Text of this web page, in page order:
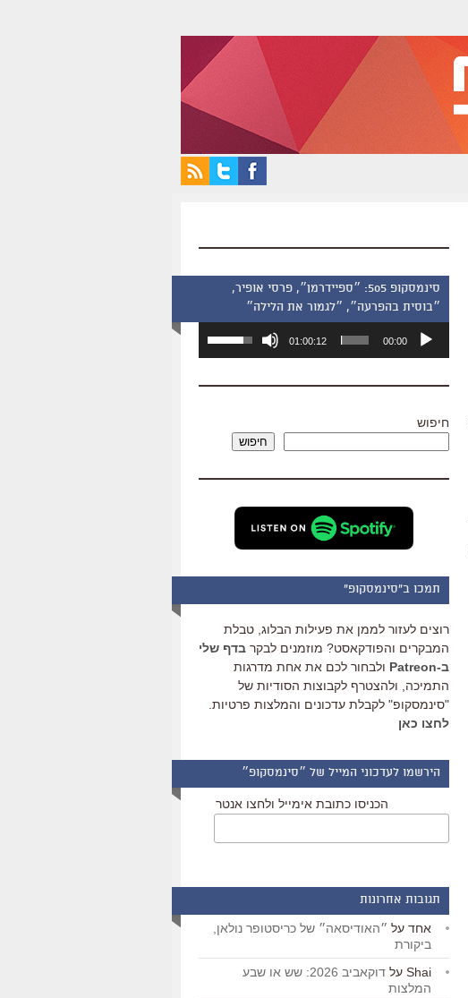
סינמסקופ 505: ״ספיידרמן״, פרסי אופיר,
״בוסית בהפרעה״, ״לגמור את הלילה״
אודיו
00:00
01:00:12
השתמש
כדי
שמע.
חיפוש
חיפוש
תמכו ב"סינמסקופ"
רוצים לעזור לממן את פעילות הבלוג, טבלת
המבקרים והפודקאסט? מוזמנים לבקר בדף שלי
ב-Patreon
ולבחור לכם את אחת מדרגות
התמיכה, ולהצטרף לקבוצות הסודיות של
"סינמסקופ" לקבלת עדכונים והמלצות פרטיות.
לחצו כאן
הירשמו לעדכוני המייל של ״סינמסקופ״
הכניסו כתובת אימייל ולחצו אנטר
תגובות אחרונות
אחד על ״האודיסאה״ של כריסטופר נולאן,
ביקורת
Shai על
דוקאביב 2026: שש או שבע
המלצות